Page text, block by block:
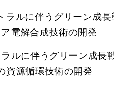
ラルに伴うグリーン成
電解合成技術の開発
ルに伴うグリーン成長
資源循環技術の開発